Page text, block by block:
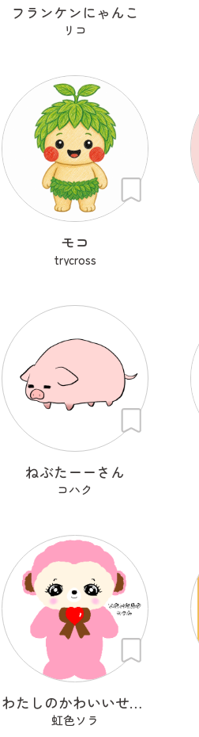
フランケンにゃんこ
リコ
モコ
trycross
ねぶたーーさん
コハク
わたしのかわいいせかい
虹色ソラ